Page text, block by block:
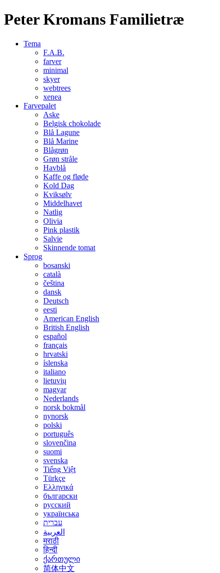
Peter Kromans Familietræ
Tema
F.A.B.
farver
minimal
skyer
webtrees
xenea
Farvepalet
Aske
Belgisk chokolade
Blå Lagune
Blå Marine
Blågrøn
Grøn stråle
Havblå
Kaffe og fløde
Kold Dag
Kviksølv
Middelhavet
Natlig
Olivia
Pink plastik
Salvie
Skinnende tomat
Sprog
bosanski
català
čeština
dansk
Deutsch
eesti
American English
British English
español
français
hrvatski
íslenska
italiano
lietuvių
magyar
Nederlands
norsk bokmål
nynorsk
polski
português
slovenčina
suomi
svenska
Tiếng Việt
Türkçe
Ελληνικά
български
русский
українська
עברית
العربية
मराठी
हिन्दी
ქართული
简体中文